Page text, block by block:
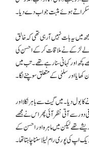
ہوئے مثبت جواب دے دیا۔
میں یہ بات نہیں آرہی تھی کہ خالق
والے لڑکے نے ملاقات کرکے احسن کی
کچھ اور کہانی سنا رہے تھے۔ تب میں
کھایا اور سلمیٰ کے متعلق سوچنے لگا۔
بول دیا۔ میں گیٹ سے باہر نکلا اور
کافی دور سے آتی نظر آئی پھر اس نے مجھے
تھے لیکن میں ماہرہ اور احسن کے
اپ کی پوری رام لیلا سننا چاہتا تھا۔